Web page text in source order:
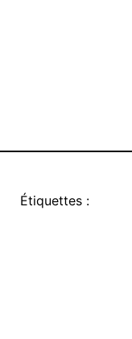
Étiquettes :